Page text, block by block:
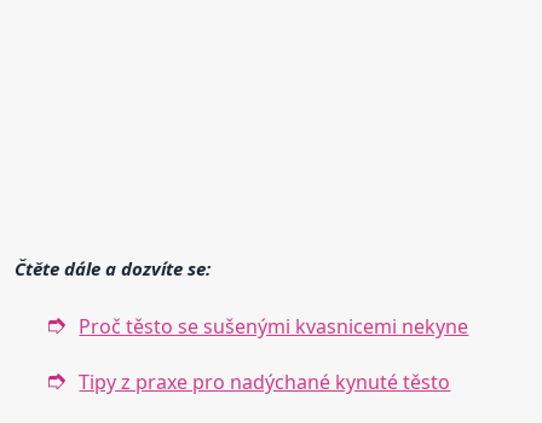
Čtěte dále a dozvíte se:
Proč těsto se sušenými kvasnicemi nekyne
Tipy z praxe pro nadýchané kynuté těsto